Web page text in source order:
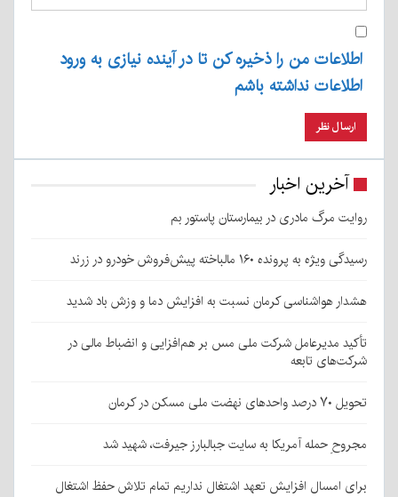
اطلاعات من را ذخیره کن تا در آینده نیازی به ورود
اطلاعات نداشته باشم
آخرین اخبار
روایت مرگ مادری در بیمارستان پاستور بم
رسیدگی ویژه به پرونده ۱۶۰ مالباخته پیش‌فروش خودرو در زرند
هشدار هواشناسی کرمان نسبت به افزایش دما و وزش باد شدید
تأکید مدیرعامل شرکت ملی مس بر هم‌افزایی و انضباط مالی در
شرکت‌های تابعه
تحویل ۷۰ درصد واحدهای نهضت ملی مسکن در کرمان
مجروحِ حمله آمریکا به سایت جبالبارز جیرفت، شهید شد
برای امسال افزایش تعهد اشتغال نداریم تمام تلاش حفظ اشتغال